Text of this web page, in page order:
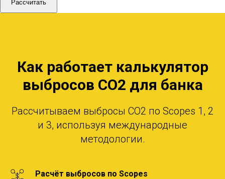
Рассчитать
Как работает калькулятор
выбросов CO2 для банка
Рассчитываем выбросы CO2 по Scopes 1, 2
и 3, используя международные
методологии.
Расчёт выбросов по Scopes